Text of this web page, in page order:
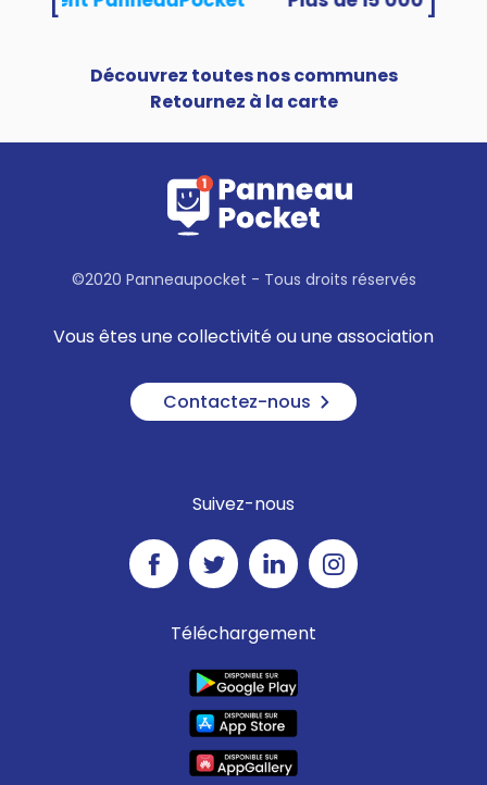
Découvrez toutes nos communes
Retournez à la carte
©2020 Panneaupocket - Tous droits réservés
Vous êtes une collectivité ou une association
Contactez-nous
Suivez-nous
Téléchargement